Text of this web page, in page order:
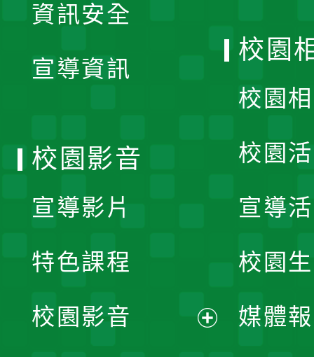
資訊安全
宣導資訊
校園
校園
校園
宣導
校園
媒體
校園影音
宣導影片
特色課程
校園影音